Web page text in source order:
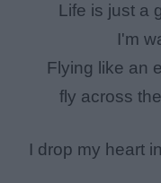
Life is just a
I'm
Flying like an
fly across
I drop my heart